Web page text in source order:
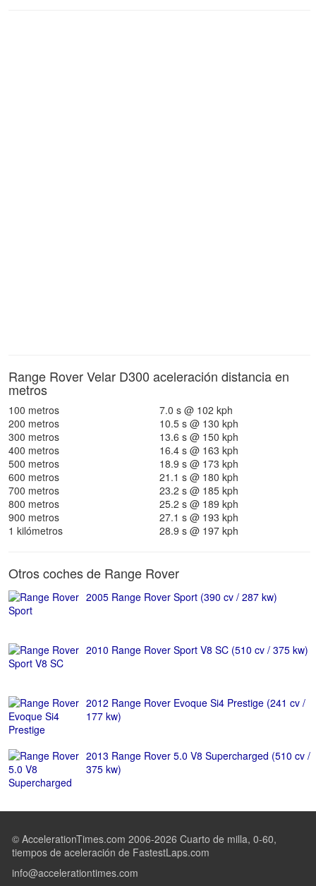
Range Rover Velar D300 aceleración distancia en
metros
100 metros
7.0 s @ 102 kph
200 metros
10.5 s @ 130 kph
300 metros
13.6 s @ 150 kph
400 metros
16.4 s @ 163 kph
500 metros
18.9 s @ 173 kph
600 metros
21.1 s @ 180 kph
700 metros
23.2 s @ 185 kph
800 metros
25.2 s @ 189 kph
900 metros
27.1 s @ 193 kph
1 kilómetros
28.9 s @ 197 kph
Otros coches de Range Rover
2005 Range Rover Sport (390 cv / 287 kw)
2010 Range Rover Sport V8 SC (510 cv / 375 kw)
2012 Range Rover Evoque Si4 Prestige (241 cv /
177 kw)
2013 Range Rover 5.0 V8 Supercharged (510 cv /
375 kw)
© AccelerationTimes.com 2006-2026 Cuarto de milla, 0-60,
tiempos de aceleración de FastestLaps.com
info@accelerationtimes.com